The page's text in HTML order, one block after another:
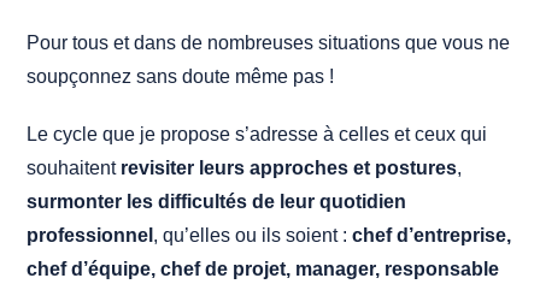
Pour tous et dans de nombreuses situations que vous ne
soupçonnez sans doute même pas !
Le cycle que je propose s’adresse à celles et ceux qui
souhaitent revisiter leurs approches et postures,
surmonter les difficultés de leur quotidien
professionnel , qu’elles ou ils soient :chef d’entreprise,
chef d’équipe, chef de projet, manager, responsable